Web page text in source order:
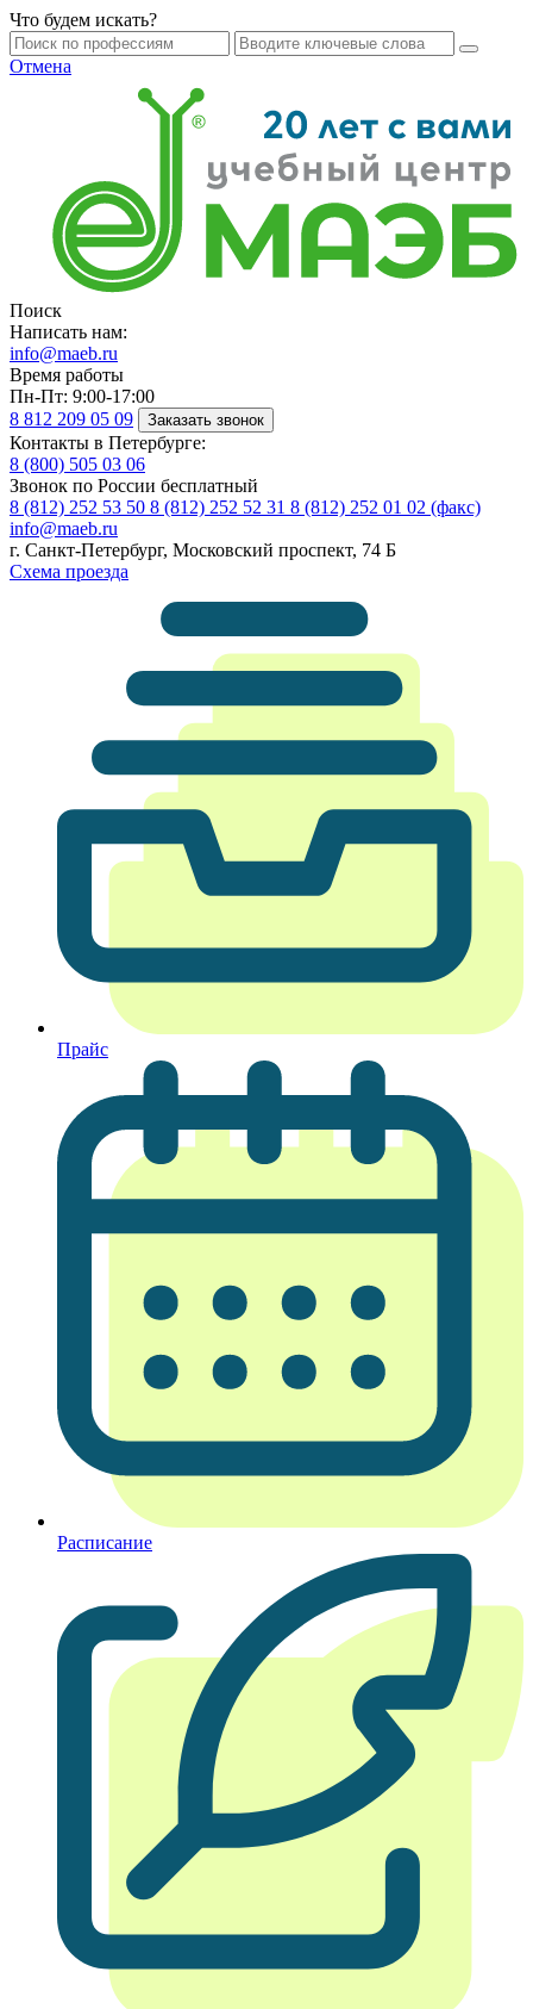
Что будем искать?
Отмена
Поиск
Написать нам:
info@maeb.ru
Время работы
Пн-Пт: 9:00-17:00
8 812 209 05 09 Заказать звонок
Контакты в Петербурге:
8 (800) 505 03 06
Звонок по России бесплатный
8 (812) 252 53 50 8 (812) 252 52 31 8 (812) 252 01 02 (факс)
info@maeb.ru
г. Санкт-Петербург, Московский проспект, 74 Б
Схема проезда
Прайс
Расписание